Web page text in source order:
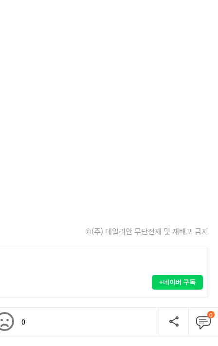
©(주) 데일리안 무단전재 및 재배포 금지
+네이버 구독
0
0